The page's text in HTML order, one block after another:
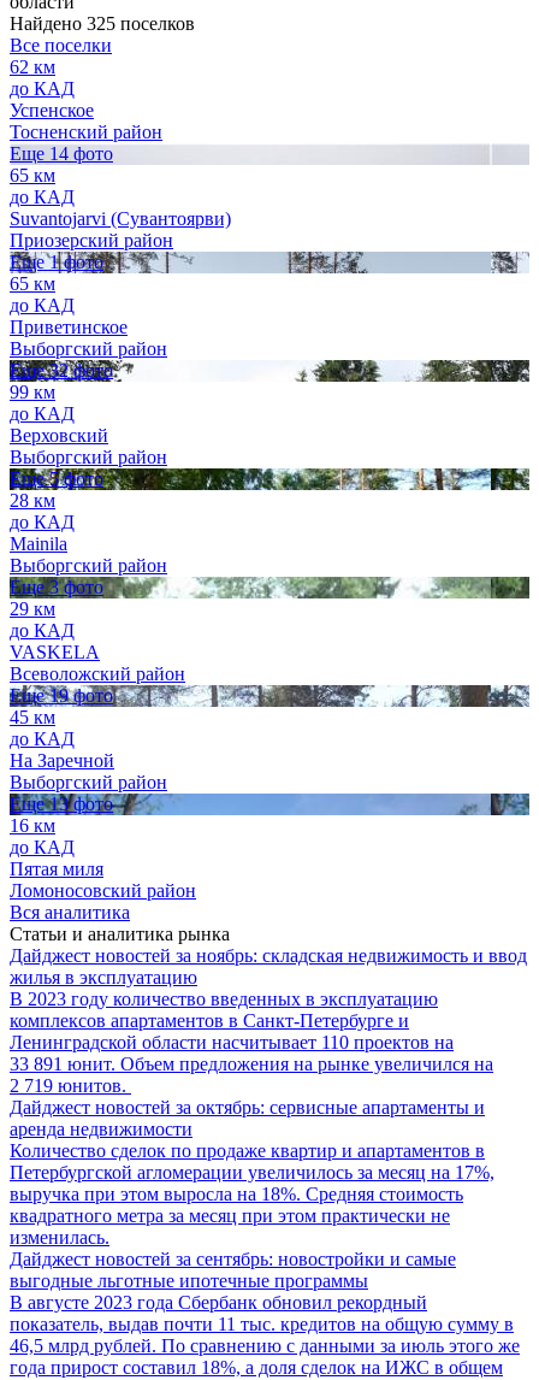
Найдено 325 поселков
Все поселки
62 км
до КАД
Успенское
Тосненский район
Еще 14 фото
65 км
до КАД
Suvantojarvi (Сувантоярви)
Приозерский район
Еще 1 фото
65 км
до КАД
Приветинское
Выборгский район
Еще 32 фото
99 км
до КАД
Верховский
Выборгский район
Еще 5 фото
28 км
до КАД
Mainila
Выборгский район
Еще 3 фото
29 км
до КАД
VASKELA
Всеволожский район
Еще 19 фото
45 км
до КАД
На Заречной
Выборгский район
Еще 13 фото
16 км
до КАД
Пятая миля
Ломоносовский район
Вся аналитика
Статьи и аналитика рынка
Дайджест новостей за ноябрь: складская недвижимость и ввод
жилья в эксплуатацию
В 2023 году количество введенных в эксплуатацию
комплексов апартаментов в Санкт-Петербурге и
Ленинградской области насчитывает 110 проектов на
33 891 юнит. Объем предложения на рынке увеличился на
2 719 юнитов.
Дайджест новостей за октябрь: сервисные апартаменты и
аренда недвижимости
Количество сделок по продаже квартир и апартаментов в
Петербургской агломерации увеличилось за месяц на 17%,
выручка при этом выросла на 18%. Средняя стоимость
квадратного метра за месяц при этом практически не
изменилась.
Дайджест новостей за сентябрь: новостройки и самые
выгодные льготные ипотечные программы
В августе 2023 года Сбербанк обновил рекордный
показатель, выдав почти 11 тыс. кредитов на общую сумму в
46,5 млрд рублей. По сравнению с данными за июль этого же
года прирост составил 18%, а доля сделок на ИЖС в общем